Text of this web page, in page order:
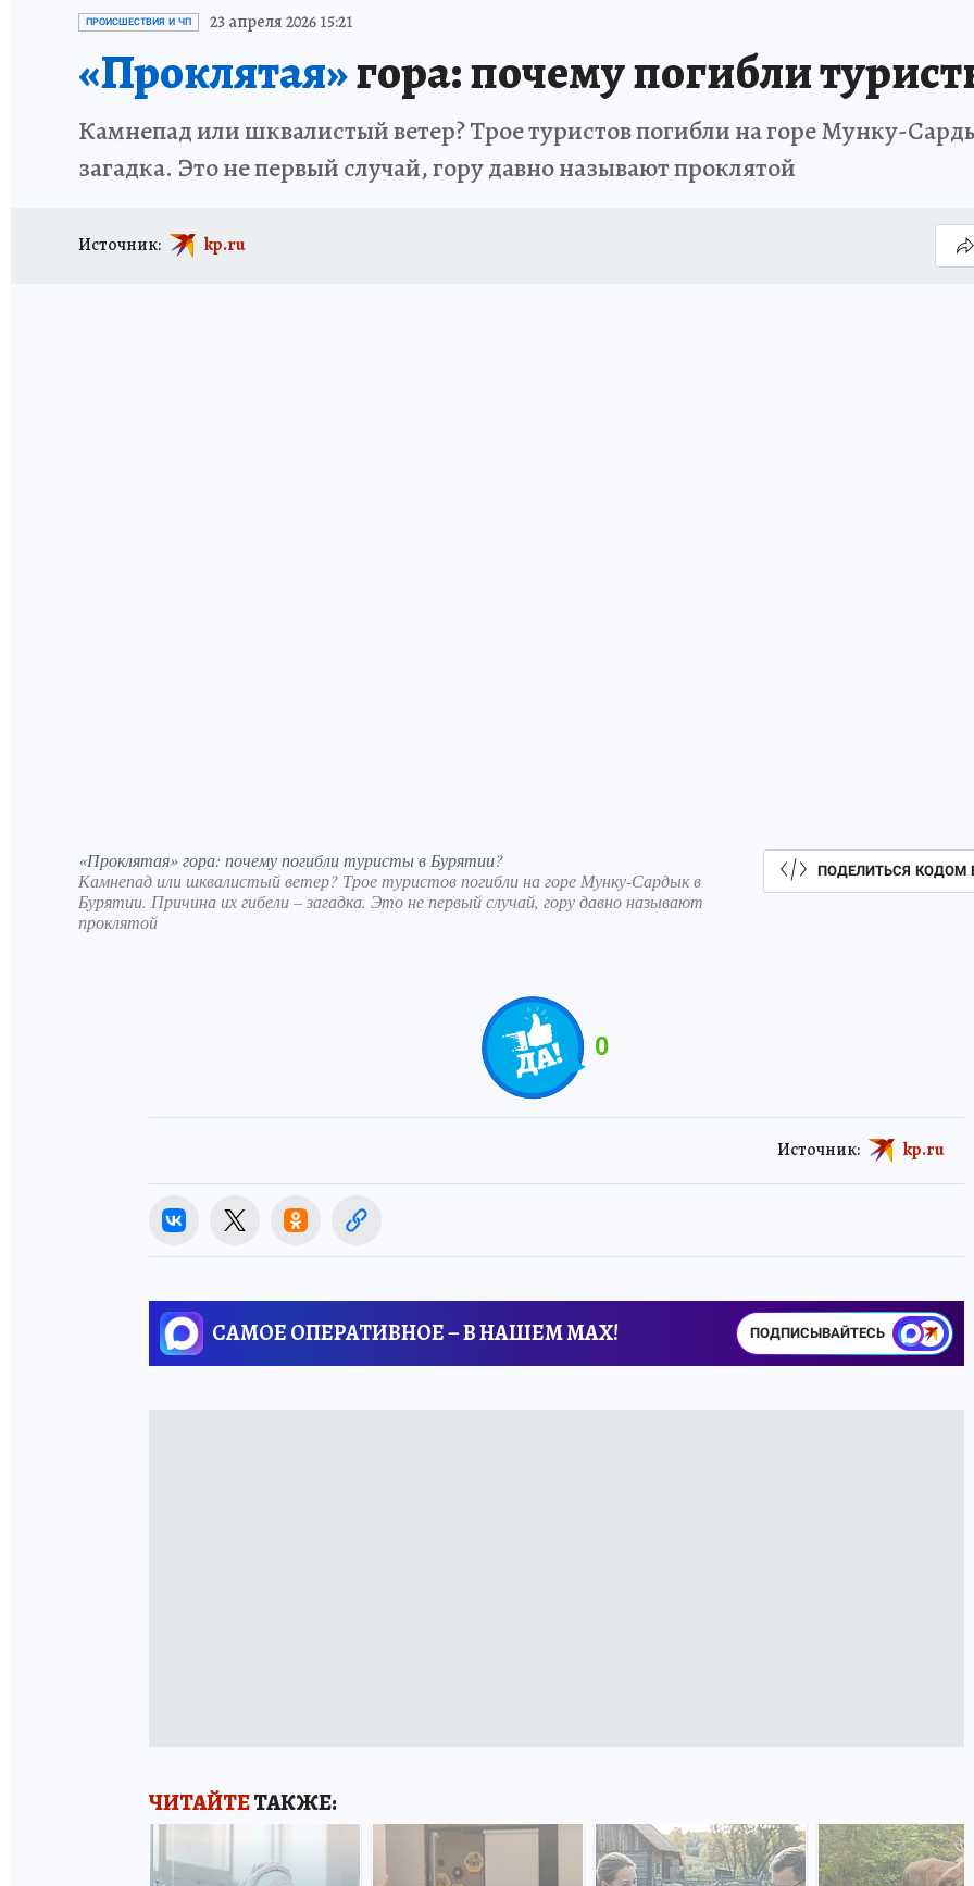
ИСПЫТАНО НА СЕБЕ
ПРОИСШЕСТВИЯ И ЧП 23 апреля 2026 15:21
«Проклятая»гора: почему погибли
Камнепад или шквалистый ветер? Трое туристов погибли на горе Мунку-
загадка. Это не первый случай, гору давно называют проклятой
Источник: kp.ru
«Проклятая» гора: почему погибли туристы в Бурятии?
Камнепад или шквалистый ветер? Трое туристов погибли на горе Мунку-Сардык в
Бурятии. Причина их гибели – загадка. Это не первый случай, гору давно называют
проклятой
ПОДЕЛИТЬСЯ КОДОМ
0
Источник: kp.ru
САМОЕ ОПЕРАТИВНОЕ – В НАШЕМ MAX! ПОДПИСЫВАЙТЕСЬ
ЧИТАЙТЕТАКЖЕ: